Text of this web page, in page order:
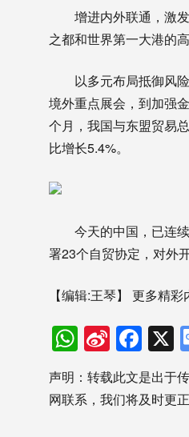
增进内外联通，激发
之都和世界第一大港的
以多元布局抵御风险
境外重点展会，到加强
个月，我国与东盟贸易
比增长5.4%。
今天的中国，已连续
署23个自贸协定，对外
【编辑:王琴】 更多精彩
Sina
Weibo
声明：转载此文是出于
网联系，我们将及时更